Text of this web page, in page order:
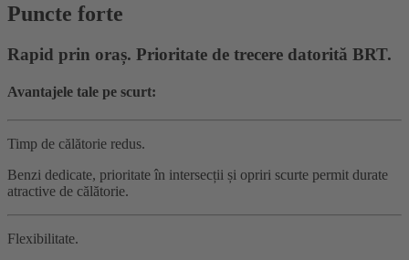
Puncte forte
Rapid prin oraș. Prioritate de trecere datorită BRT.
Avantajele tale pe scurt:
Timp de călătorie redus.
Benzi dedicate, prioritate în intersecții și opriri scurte permit durate
atractive de călătorie.
Flexibilitate.